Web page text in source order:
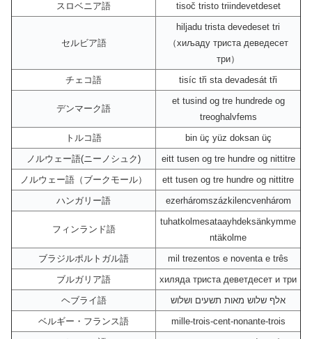
スロベニア語
tisoč tristo triindevetdeset
セルビア語
hiljadu trista devedeset tri
（хиљаду триста деведесет
три）
チェコ語
tisíc tři sta devadesát tři
デンマーク語
et tusind og tre hundrede og
treoghalvfems
トルコ語
bin üç yüz doksan üç
ノルウェー語(ニーノシュク)
eitt tusen og tre hundre og nittitre
ノルウェー語（ブークモール）
ett tusen og tre hundre og nittitre
ハンガリー語
ezerháromszázkilencvenhárom
フィンランド語
tuhatkolmesataayhdeksänkymme
ntäkolme
ブラジルポルトガル語
mil trezentos e noventa e três
ブルガリア語
хиляда триста деветдесет и три
ヘブライ語
אלף שלוש מאות תשעים ושלוש
ベルギー・フランス語
mille-trois-cent-nonante-trois